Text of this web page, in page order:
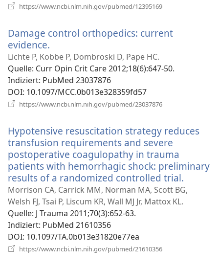
https://www.ncbi.nlm.nih.gov/pubmed/12395169
Damage control orthopedics: current
evidence.
neues
Fenster)
Lichte P, Kobbe P, Dombroski D, Pape HC.
Quelle‎: Curr Opin Crit Care 2012;18(6):647-50.
Indiziert‎: PubMed 23037876
DOI‎: 10.1097/MCC.0b013e328359fd57
https://www.ncbi.nlm.nih.gov/pubmed/23037876
Hypotensive resuscitation strategy reduces
transfusion requirements and severe
postoperative coagulopathy in trauma
patients with hemorrhagic shock: preliminary
results of a randomized controlled trial.
neues
Morrison CA, Carrick MM, Norman MA, Scott BG,
Welsh FJ, Tsai P, Liscum KR, Wall MJ Jr, Mattox KL.
Quelle‎: J Trauma 2011;70(3):652-63.
Indiziert‎: PubMed 21610356
DOI‎: 10.1097/TA.0b013e31820e77ea
https://www.ncbi.nlm.nih.gov/pubmed/21610356